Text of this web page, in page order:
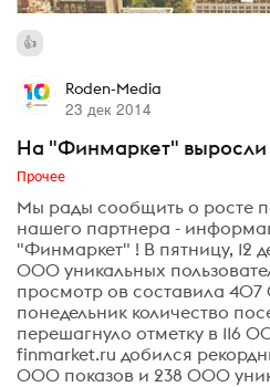
Roden-Media
23 дек 2014
На "Финмаркет" выросли
Прочее
Мы рады сообщить о росте
нашего партнера -
"Финмаркет" ! В пятницу, 12
000 уникальных
просмотр ов составила
понедельник количество
перешагнуло отметку в 116
finmarket.ru добился
000 показов и 238 000